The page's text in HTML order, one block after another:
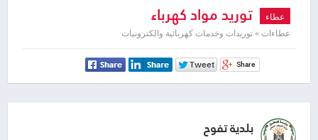
عطاء توريد مواد كهرباء
عطاءات » توريدات وخدمات كهربائية والكترونيات
بلدية تفوح